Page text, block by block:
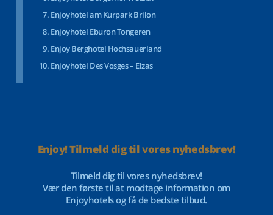
Enjoyhotel am Kurpark Brilon
Enjoyhotel Eburon Tongeren
Enjoy Berghotel Hochsauerland
Enjoyhotel Des Vosges – Elzas
Enjoy! Tilmeld dig til vores nyhedsbrev!
Tilmeld dig til vores nyhedsbrev!
Vær den første til at modtage information om
Enjoyhotels og få de bedste tilbud.